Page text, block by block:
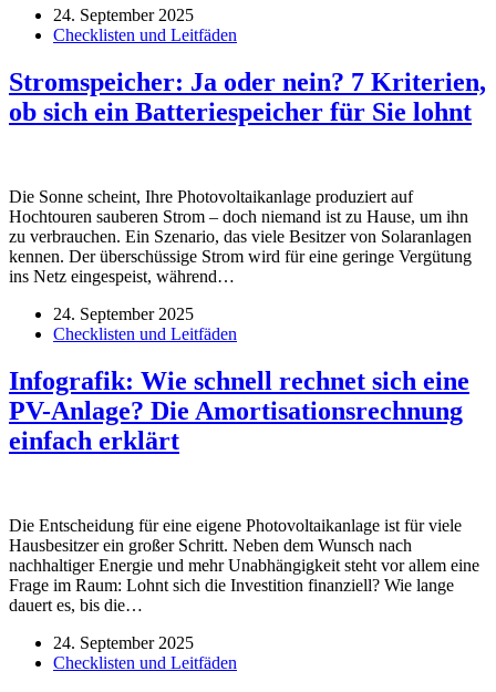
24. September 2025
Checklisten und Leitfäden
Stromspeicher: Ja oder nein? 7 Kriterien,
ob sich ein Batteriespeicher für Sie lohnt
Die Sonne scheint, Ihre Photovoltaikanlage produziert auf
Hochtouren sauberen Strom – doch niemand ist zu Hause, um ihn
zu verbrauchen. Ein Szenario, das viele Besitzer von Solaranlagen
kennen. Der überschüssige Strom wird für eine geringe Vergütung
ins Netz eingespeist, während…
24. September 2025
Checklisten und Leitfäden
Infografik: Wie schnell rechnet sich eine
PV-Anlage? Die Amortisationsrechnung
einfach erklärt
Die Entscheidung für eine eigene Photovoltaikanlage ist für viele
Hausbesitzer ein großer Schritt. Neben dem Wunsch nach
nachhaltiger Energie und mehr Unabhängigkeit steht vor allem eine
Frage im Raum: Lohnt sich die Investition finanziell? Wie lange
dauert es, bis die…
24. September 2025
Checklisten und Leitfäden